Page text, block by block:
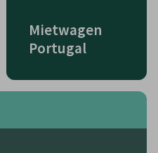
Mietwagen
Portugal